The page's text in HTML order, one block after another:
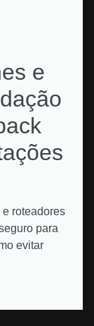
e
roteadores
para
evitar